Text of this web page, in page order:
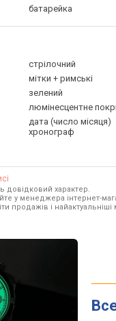
батарейка
стрілочний
мітки + римські
зелений
люмінесцентне
дата (число місяця)
хронограф
довідковий характер.
у менеджера інтернет-
продажів і найактуальніші